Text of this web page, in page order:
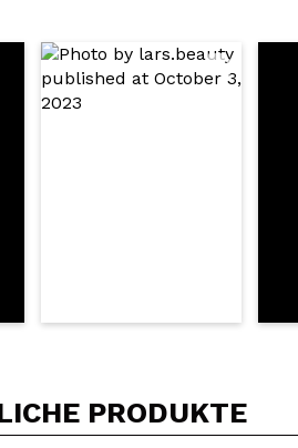
empfehlen? Ja Nein
PRODUKTE